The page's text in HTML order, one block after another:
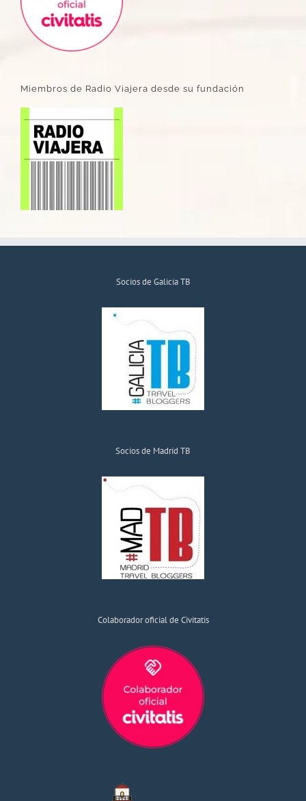
Miembros de Radio Viajera desde su fundación
Socios de Galicia TB
Socios de Madrid TB
Colaborador oficial de Civitatis